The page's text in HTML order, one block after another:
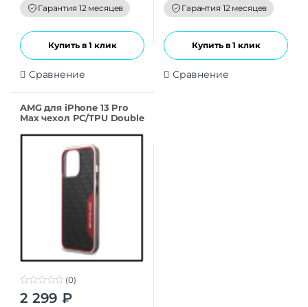
f
5
Гарантия 12 месяцев
Купить в 1 клик
Сравнение
f
5
Гарантия 12 месяцев
Купить в 1 клик
Сравнение
AMG для iPhone 13 Pro
Max чехол PC/TPU Double
Hard Black/Red
0
o
(0)
2 299 ₽